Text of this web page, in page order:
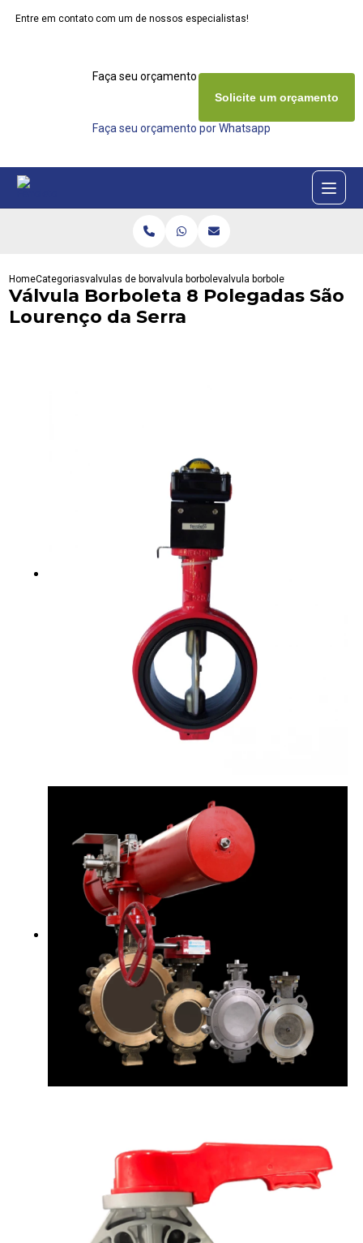
Entre em contato com um de nossos especialistas!
Faça seu orçamento agora mesmo
Faça seu orçamento por Whatsapp
Solicite um orçamento
HomeCategoriasvalvulas de borboletavalvula borboleta sanitaria com atuador
valvula borboleta 8 polegadas
Válvula Borboleta 8 Polegadas São
Lourenço da Serra